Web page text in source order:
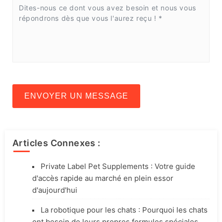
ENVOYER UN MESSAGE
Articles Connexes :
Private Label Pet Supplements : Votre guide
d'accès rapide au marché en plein essor
d'aujourd'hui
La robotique pour les chats : Pourquoi les chats